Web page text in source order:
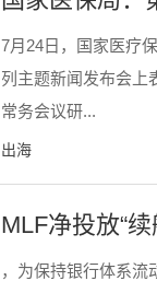
7月24日，国家医疗
列主题新闻发布会上
常务会议研...
出海
MLF净投放“
，为保持银行体系流